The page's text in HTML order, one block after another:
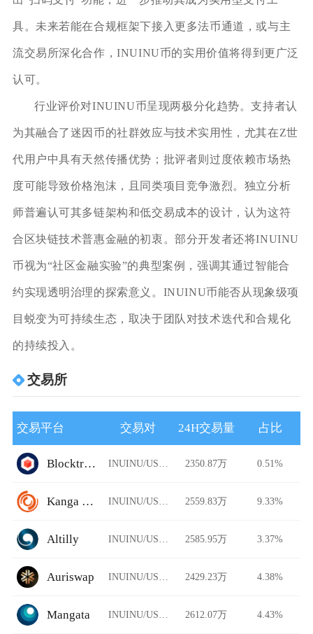
具。未来若能在合规框架下接入更多法币通道，或与主
流交易所深化合作，INUINU币的实用价值将得到更广泛
认可。
行业评价对INUINU币呈现两极分化趋势。支持者认
为其融合了迷因币的社群效应与技术实用性，尤其在Z世
代用户中具有天然传播优势；批评者则过度依赖市场热
度可能导致价格泡沫，且同类项目竞争激烈。独立分析
师普遍认可其多链架构和低交易成本的设计，认为这符
合区块链技术普惠金融的初衷。部分开发者还将INUINU
币视为“社区金融实验”的典型案例，强调其通过智能合
约实现透明治理的探索意义。INUINU币能否从现象级项
目蜕变为可持续生态，取决于团队对技术迭代和合规化
的持续投入。
交易所
交易平台 交易对 24H交易量 占比
Blocktrade 2350.87万 0.51%
Kanga Exchange 2559.83万 9.33%
Altilly 2585.95万 3.37%
Auriswap 2429.23万 4.38%
Mangata 2612.07万 4.43%